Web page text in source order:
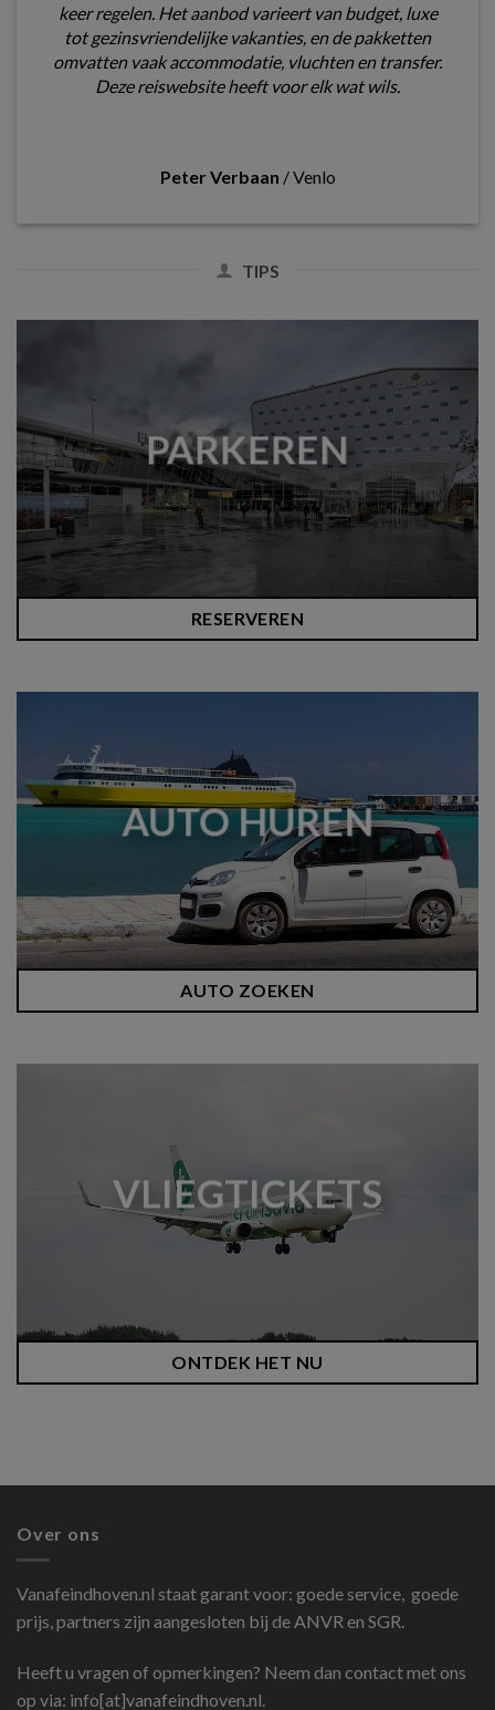
keer regelen. Het aanbod varieert van budget, luxe
tot gezinsvriendelijke vakanties, en de pakketten
omvatten vaak accommodatie, vluchten en transfer.
Deze reiswebsite heeft voor elk wat wils.
Peter Verbaan /Venlo
TIPS
PARKEREN
RESERVEREN
AUTO HUREN
AUTO ZOEKEN
VLIEGTICKETS
ONTDEK HET NU
Over ons
Vanafeindhoven.nl staat garant voor: goede service, goede
prijs, partners zijn aangesloten bij de ANVR en SGR.
Heeft u vragen of opmerkingen? Neem dan contact met ons
op via: info[at]vanafeindhoven.nl.